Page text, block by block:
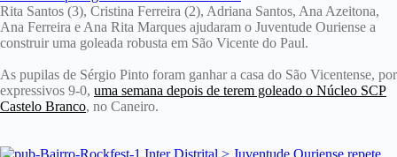
Rita Santos (3), Cristina Ferreira (2), Adriana Santos, Ana Azeitona,
Ana Ferreira e Ana Rita Marques ajudaram o Juventude Ouriense a
construir uma goleada robusta em São Vicente do Paul.
As pupilas de Sérgio Pinto foram ganhar a casa do São Vicentense, por
expressivos 9-0, uma semana depois de terem goleado o Núcleo SCP
Castelo Branco, no Caneiro.